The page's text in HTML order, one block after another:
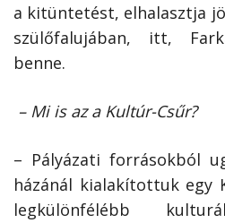
a kitüntetést, elhalasztja
szülőfalujában, itt,
benne.
– Mi is az a Kultúr-Csűr?
– Pályázati forrásokból
házánál kialakítottuk egy
legkülönfélébb